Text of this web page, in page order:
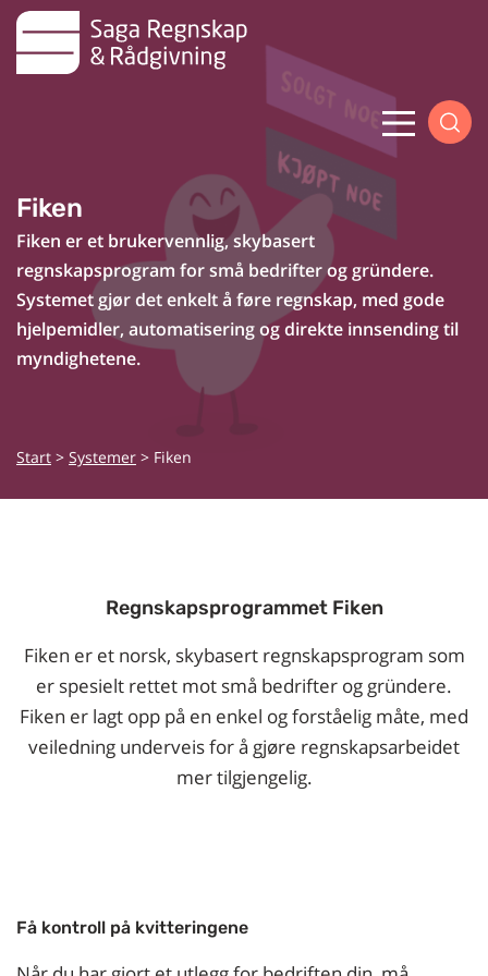
Skip
content
Menu
Fiken
Fiken er et brukervennlig, skybasert
regnskapsprogram for små bedrifter og gründere.
Systemet gjør det enkelt å føre regnskap, med gode
hjelpemidler, automatisering og direkte innsending til
myndighetene.
Start > Systemer > Fiken
Regnskapsprogrammet Fiken
Fiken er et norsk, skybasert regnskapsprogram som
er spesielt rettet mot små bedrifter og gründere.
Fiken er lagt opp på en enkel og forståelig måte, med
veiledning underveis for å gjøre regnskapsarbeidet
mer tilgjengelig.
Få kontroll på kvitteringene